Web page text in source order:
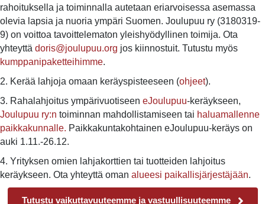
rahoituksella ja toiminnalla autetaan eriarvoisessa asemassa
olevia lapsia ja nuoria ympäri Suomen. Joulupuu ry (3180319-
9) on voittoa tavoittelematon yleishyödyllinen toimija. Ota
yhteyttä doris@joulupuu.org jos kiinnostuit. Tutustu myös
kumppanipaketteihimme.
2. Kerää lahjoja omaan keräyspisteeseen (ohjeet).
3. Rahalahjoitus ympärivuotiseen eJoulupuu-keräykseen,
Joulupuu ry:n toiminnan mahdollistamiseen tai haluamallenne
paikkakunnalle. Paikkakuntakohtainen eJoulupuu-keräys on
auki 1.11.-26.12.
4. Yrityksen omien lahjakorttien tai tuotteiden lahjoitus
keräykseen. Ota yhteyttä oman alueesi paikallisjärjestäjään.
Tutustu vaikuttavuuteemme ja vastuullisuuteemme